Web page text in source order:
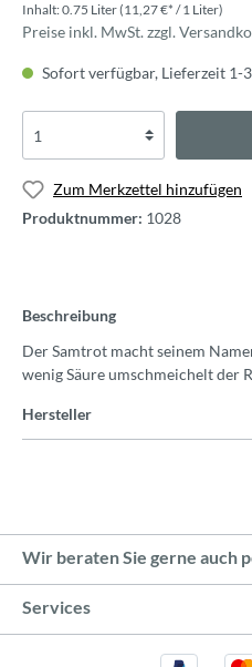
Inhalt:0.75 Liter(11,27 €* / 1 Liter)
Preise inkl. MwSt. zzgl.
Sofort verfügbar, Lieferzeit 1-3
Zum Merkzettel hinzufügen
Produktnummer: 1028
Beschreibung
Der Samtrot macht seinem
wenig Säure umschmeichelt der
Hersteller
Wir beraten Sie gerne auch
Services